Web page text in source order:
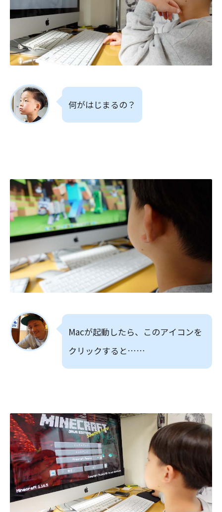
何がはじまるの？
Macが起動したら、このアイコンを
クリックすると……